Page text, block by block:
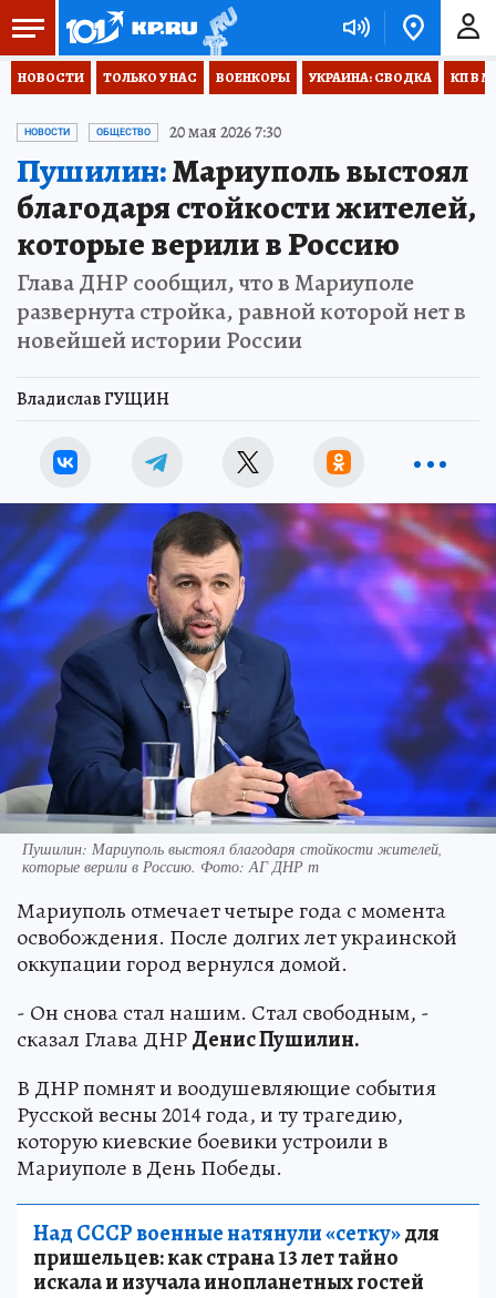
НОВОСТИ ТОЛЬКО У НАС ВОЕНКОРЫ УКРАИНА: СВОДКА КП В
НОВОСТИ ОБЩЕСТВО 20 мая 2026 7:30
Пушилин:Мариуполь выстоял
благодаря стойкости жителей,
которые верили в Россию
Глава ДНР сообщил, что в Мариуполе
развернута стройка, равной которой нет в
новейшей истории России
Владислав ГУЩИН
Пушилин: Мариуполь выстоял благодаря стойкости жителей,
которые верили в Россию. Фото: АГ ДНР т
Мариуполь отмечает четыре года с момента
освобождения. После долгих лет украинской
оккупации город вернулся домой.
- Он снова стал нашим. Стал свободным, -
сказал Глава ДНРДенис Пушилин.
В ДНР помнят и воодушевляющие события
Русской весны 2014 года, и ту трагедию,
которую киевские боевики устроили в
Мариуполе в День Победы.
Над СССР военные натянули «сетку»для
пришельцев: как страна 13 лет тайно
искала и изучала инопланетных гостей